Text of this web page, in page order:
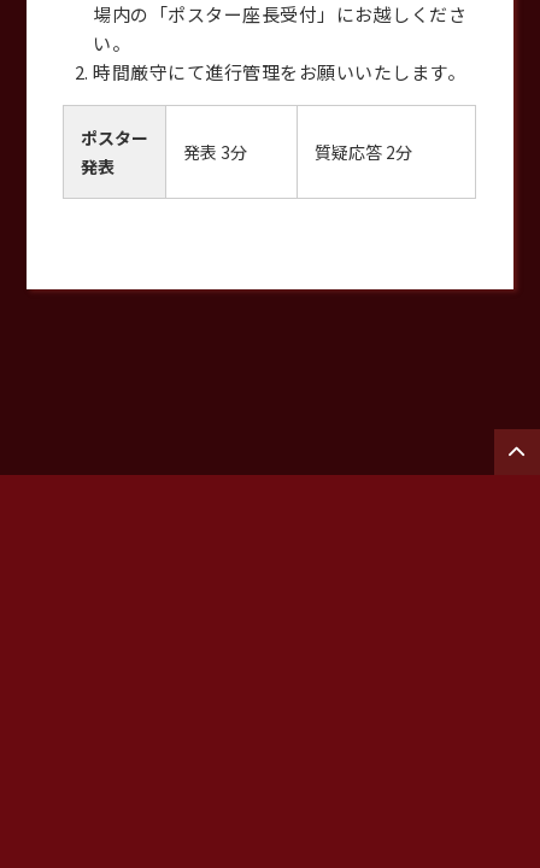
場内の「ポスター座長受付」にお越しくださ
い。
時間厳守にて進行管理をお願いいたします。
ポスター
発表
発表 3分 質疑応答 2分